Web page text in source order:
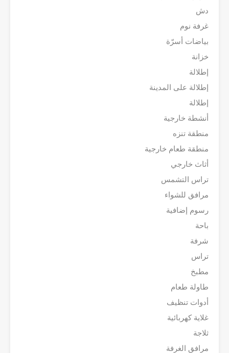
دش
غرفة نوم
بياضات أسرّة
خزانة
إطلالة
إطلالة على المدينة
إطلالة
أنشطة خارجية
منطقة تنزه
منطقة طعام خارجية
أثاث خارجي
تراس التشمس
مرافق للشواء
رسوم إضافية
باحة
شرفة
تراس
مطبخ
طاولة طعام
أدوات تنظيف
غلاية كهربائية
ثلاجة
مرافق الغرفة